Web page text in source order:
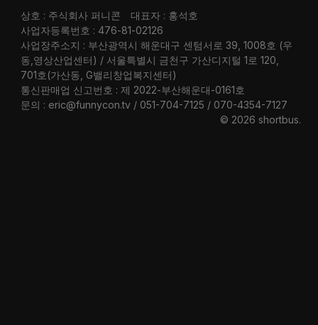
상호 : 주식회사 퍼니콘
대표자 : 홍석호
사업자등록번호 : 476-81-02126
사업장주소지 : 부산광역시 해운대구 센텀서로 39, 1008호 (우
동,영상산업센터) / 서울특별시 금천구 가산디지털 1로 120,
701호(가산동, G밸리창업복지센터)
통신판매업 신고번호 : 제 2022-부산해운대-0161호
문의 : eric@funnycon.tv / 051-704-7125 / 070-4354-7127
© 2026 shortbus.